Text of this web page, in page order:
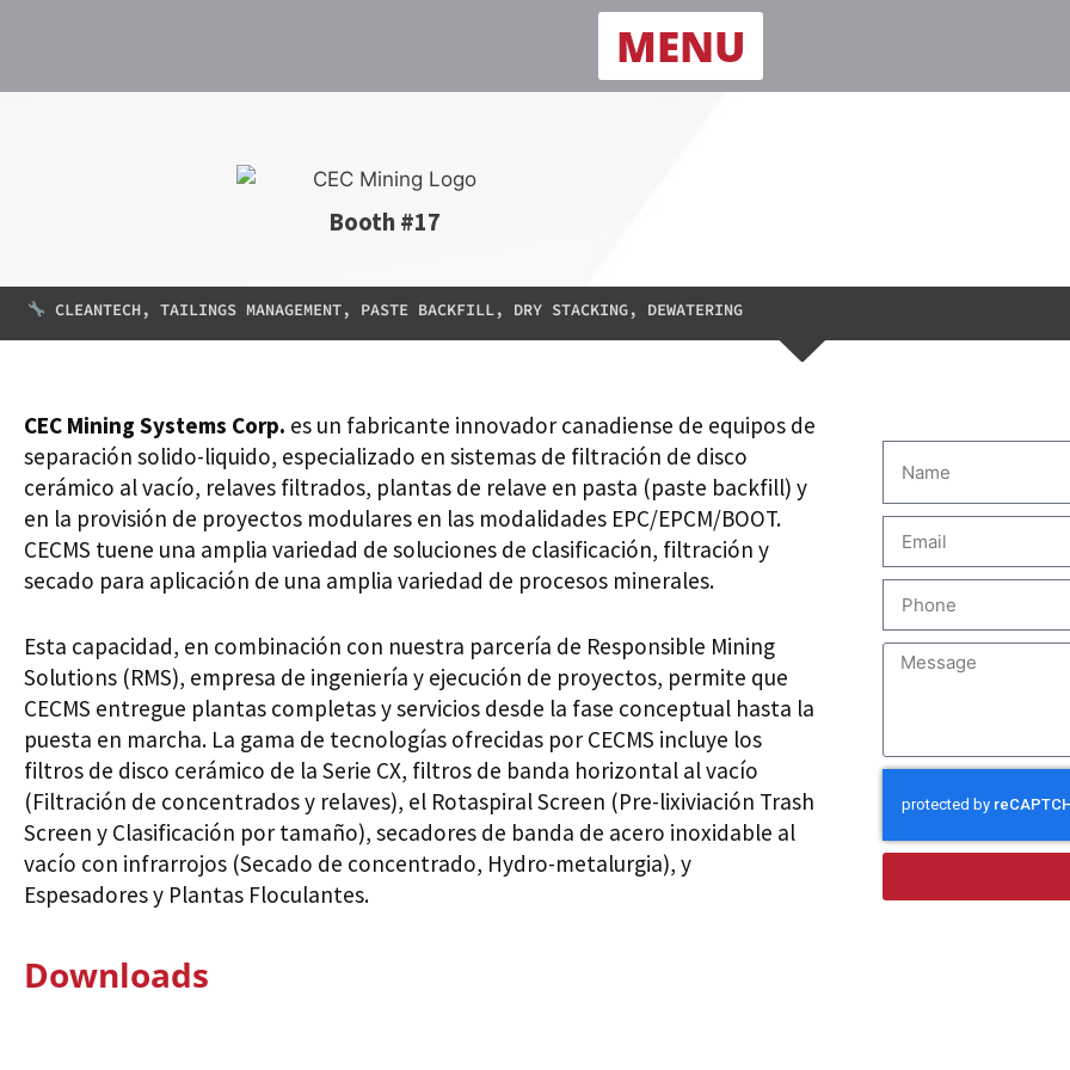
MENU
Booth #17
CLEANTECH, TAILINGS MANAGEMENT, PASTE BACKFILL, DRY STACKING, DEWATERING
CEC Mining Systems Corp. es un fabricante innovador canadiense de equipos de
separación solido-liquido, especializado en sistemas de filtración de disco
cerámico al vacío, relaves filtrados, plantas de relave en pasta (paste backfill) y
en la provisión de proyectos modulares en las modalidades EPC/EPCM/BOOT.
CECMS tuene una amplia variedad de soluciones de clasificación, filtración y
secado para aplicación de una amplia variedad de procesos minerales.
Esta capacidad, en combinación con nuestra parcería de Responsible Mining
Solutions (RMS), empresa de ingeniería y ejecución de proyectos, permite que
CECMS entregue plantas completas y servicios desde la fase conceptual hasta la
puesta en marcha. La gama de tecnologías ofrecidas por CECMS incluye los
filtros de disco cerámico de la Serie CX, filtros de banda horizontal al vacío
(Filtración de concentrados y relaves), el Rotaspiral Screen (Pre-lixiviación Trash
Screen y Clasificación por tamaño), secadores de banda de acero inoxidable al
vacío con infrarrojos (Secado de concentrado, Hydro-metalurgia), y
Espesadores y Plantas Floculantes.
Downloads